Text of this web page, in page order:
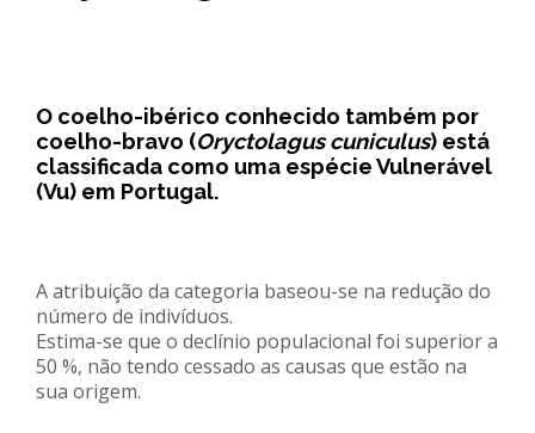
O coelho-ibérico conhecido também por
coelho-bravo (Oryctolagus cuniculus) está
classificada como uma espécie Vulnerável
(Vu) em Portugal.
A atribuição da categoria baseou-se na redução do
número de indivíduos.
Estima-se que o declínio populacional foi superior a
50 %, não tendo cessado as causas que estão na
sua origem.